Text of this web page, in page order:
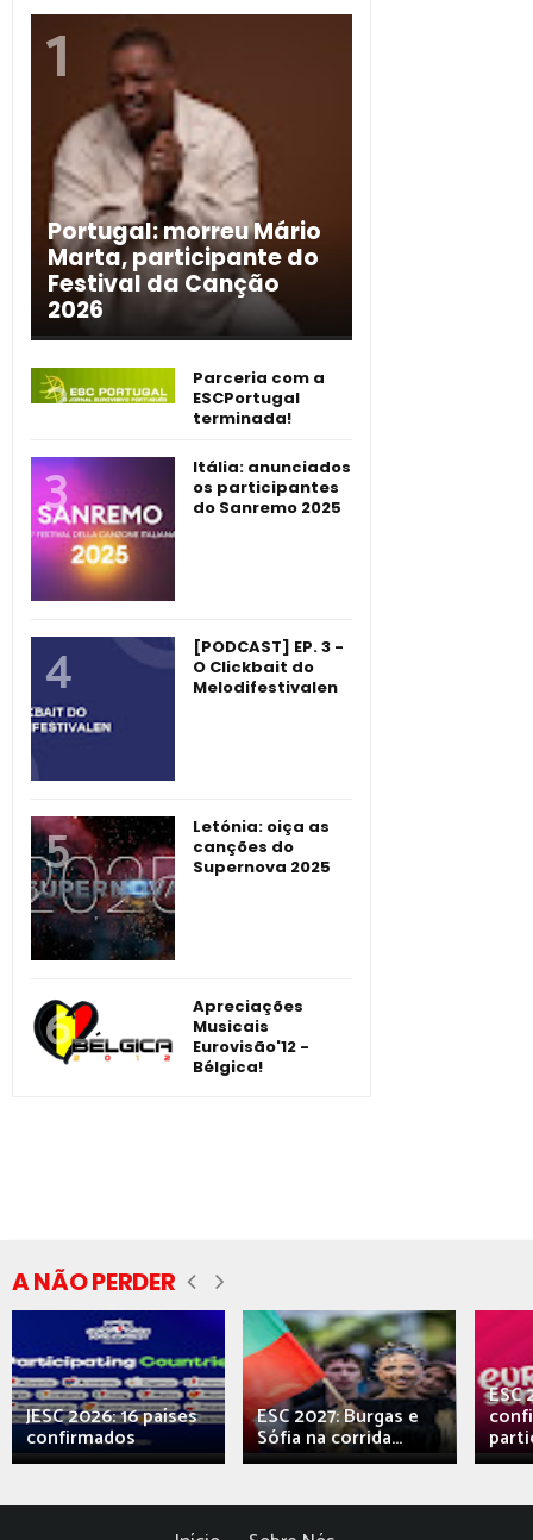
Portugal: morreu Mário
Marta, participante do
Festival da Canção
2026
Parceria com a
ESCPortugal
terminada!
Itália: anunciados
os participantes
do Sanremo 2025
[PODCAST] EP. 3 -
O Clickbait do
Melodifestivalen
Letónia: oiça as
canções do
Supernova 2025
Apreciações
Musicais
Eurovisão'12 -
Bélgica!
A NÃO PERDER
JESC 2026: 16 países
confirmados
ESC 2027: Burgas e
Sófia na corrida...
ESC